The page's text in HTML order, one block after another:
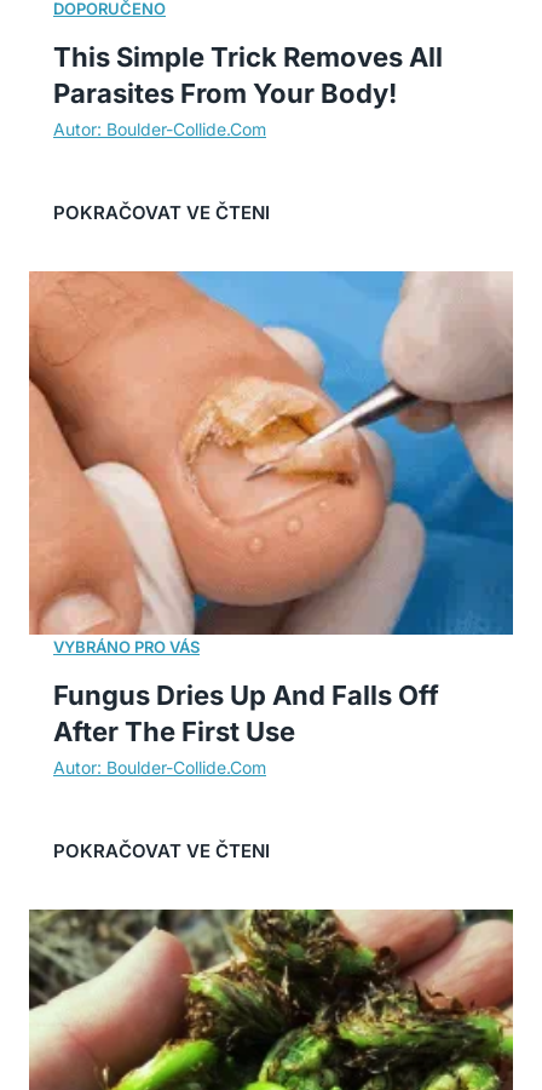
This Simple Trick Removes All
Parasites From Your Body!
Fungus Dries Up And Falls Off
After The First Use